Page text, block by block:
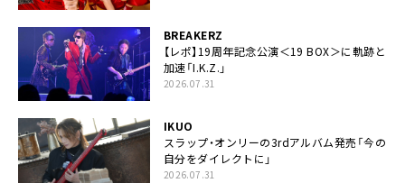
BREAKERZ
【レポ】19周年記念公演＜19 BOX＞に軌跡と
加速「I.K.Z.」
2026.07.31
IKUO
スラップ・オンリーの3rdアルバム発売「今の
自分をダイレクトに」
2026.07.31